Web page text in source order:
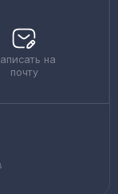
на
почту